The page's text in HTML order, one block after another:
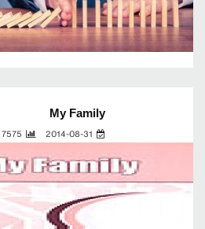
My Family
2014-08-31
7575